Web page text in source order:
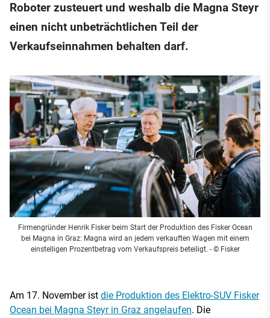
Roboter zusteuert und weshalb die Magna Steyr
einen nicht unbeträchtlichen Teil der
Verkaufseinnahmen behalten darf.
Firmengründer Henrik Fisker beim Start der Produktion des Fisker Ocean
bei Magna in Graz: Magna wird an jedem verkauften Wagen mit einem
einstelligen Prozentbetrag vom Verkaufspreis beteiligt. - © Fisker
Am 17. November ist die Produktion des Elektro-SUV Fisker
Ocean bei Magna Steyr in Graz angelaufen. Die